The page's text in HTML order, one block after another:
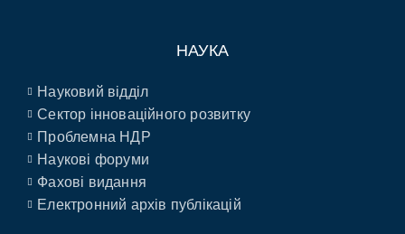
НАУКА
Науковий відділ
Сектор інноваційного розвитку
Проблемна НДР
Наукові форуми
Фахові видання
Електронний архів публікацій